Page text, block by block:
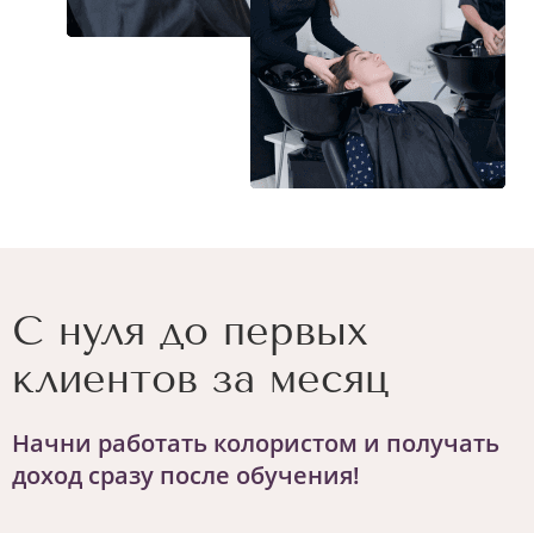
С нуля до первых
клиентов за месяц
Начни работать колористом и получать
доход сразу после обучения!